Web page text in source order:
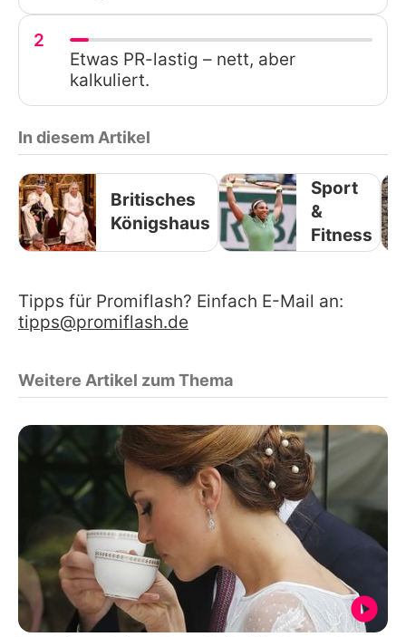
2
Etwas PR-lastig – nett, aber
kalkuliert.
In diesem Artikel
Britisches
Königshaus
Sport
&
Fitness
Tipps für Promiflash? Einfach E-Mail an:
tipps@promiflash.de
Weitere Artikel zum Thema